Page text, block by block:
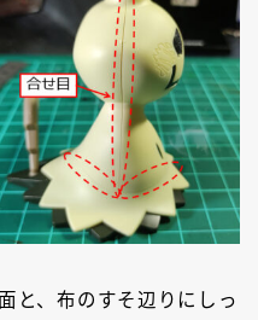
と、布のすそ辺りにしっ